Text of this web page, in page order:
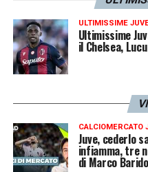
ULTIMISSIME
Ultimissime
il Chelsea,
CALCIOMERCATO
Juve, cederlo
infiamma, tre
di Marco